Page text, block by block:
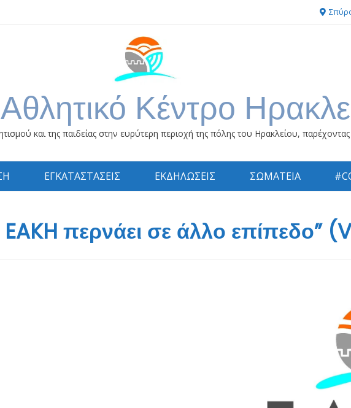
Κέντρο
και της παιδείας στην ευρύτερη περιοχή της πόλης του Ηρακλείου,
ΕΓΚΑΤΑΣΤΑΣΕΙΣ ΕΚΔΗΛΩΣΕΙΣ ΣΩΜΑΤΕΙΑ
περνάει σε άλλο επίπεδο”